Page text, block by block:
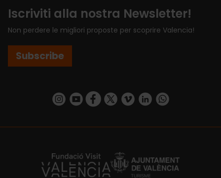
Iscriviti alla nostra Newsletter!
Non perdere le migliori proposte per scoprire Valencia!
Subscribe
https://www.instagram.com/visit_valencia/
https://www.youtube.com/user/
https://www.facebook.com/
https://twitter.com/VisitaValencia
https://vimeo.com/
https://www.linkedin.com/company/turismo-valencia/https://api.whatsapp.com/send/
https://fundacion.visitvalencia.com/